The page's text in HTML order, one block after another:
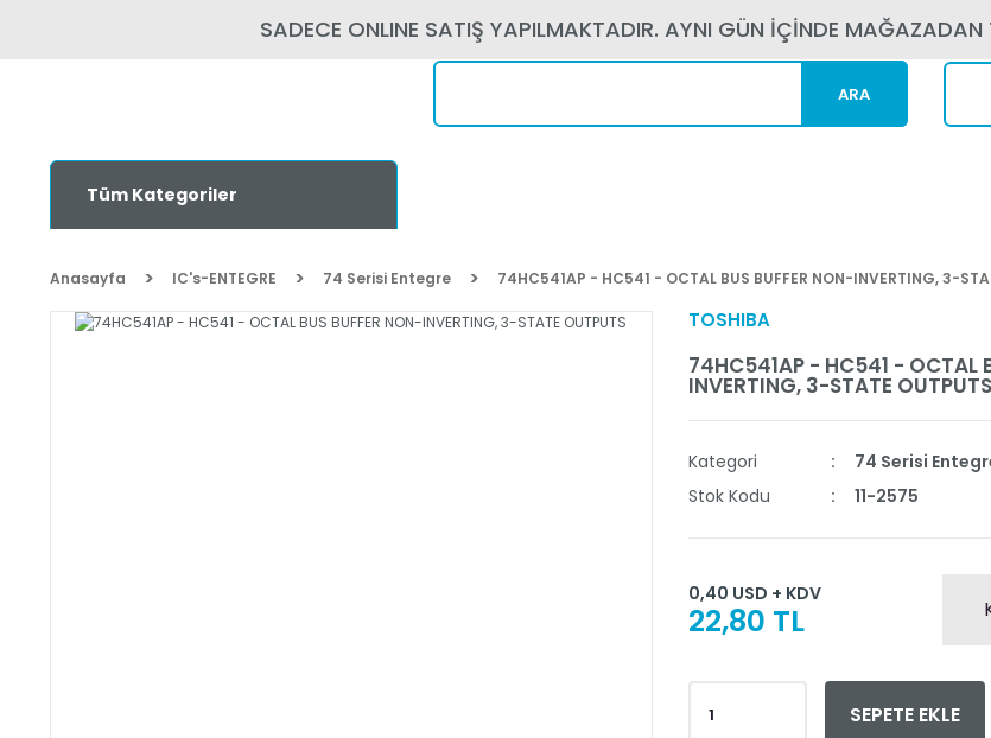
SADECE ONLINE SATIŞ YAPILMAKTADIR. AYNI GÜN İÇİNDE MAĞAZADAN
ARA
Tüm Kategoriler
Anasayfa IC's-ENTEGRE 74 Serisi Entegre 74HC541AP - HC541 - OCTAL BUS BUFFER NON-INVERTING, 3-
TOSHIBA
74HC541AP - HC541 - OCTAL
INVERTING, 3-STATE OUTPUTS
Kategori
74 Serisi
Stok Kodu
11-2575
0,40 USD + KDV
22,80 TL
SEPETE EKLE